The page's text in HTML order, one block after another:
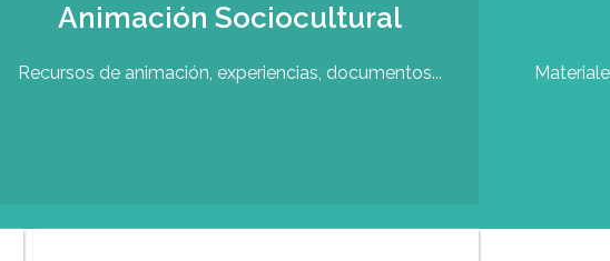
Animación Sociocultural
Recursos de animación, experiencias, documentos...